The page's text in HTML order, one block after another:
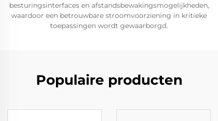
besturingsinterfaces en afstandsbewakingsmogelijkheden,
waardoor een betrouwbare stroomvoorziening in kritieke
toepassingen wordt gewaarborgd.
Populaire producten